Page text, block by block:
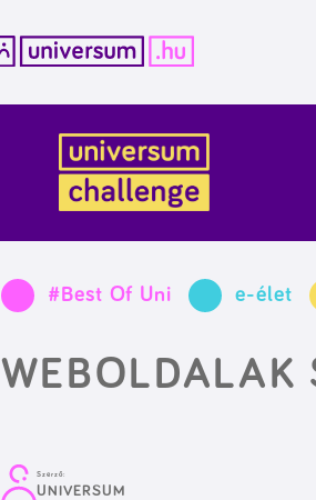
#Best Of Uni e-élet
WEBOLDALAK
Szerző:
UNIVERSUM